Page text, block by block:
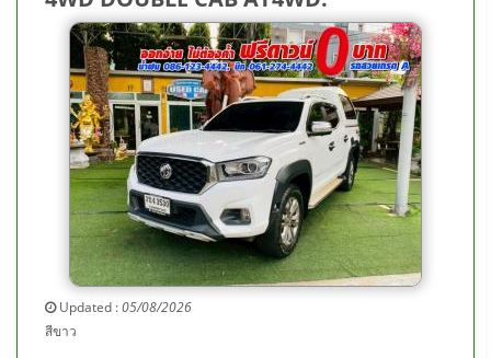
Updated :05/08/2026
สีขาว